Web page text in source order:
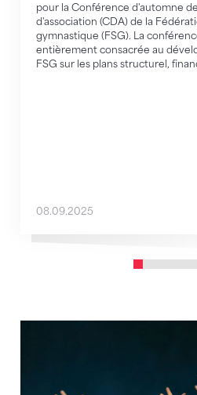
pour la Conférence d'automne
d'association (CDA) de la
gymnastique (FSG). La
entièrement consacrée au
FSG sur les plans structurel,
08.09.2025